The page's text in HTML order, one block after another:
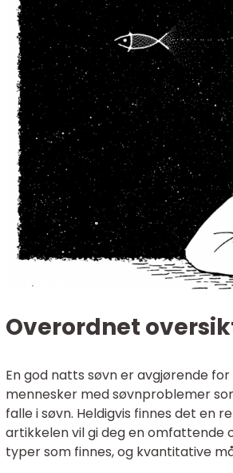
Overordnet
En god natts søvn er avgjørende
mennesker med søvnproblemer
falle i søvn. Heldigvis finnes det en
artikkelen vil gi deg en omfattende
typer som finnes, og kvantitative